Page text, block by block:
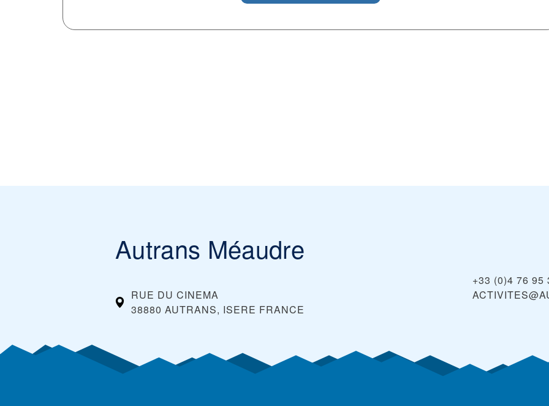
Autrans Méaudre
RUE DU CINEMA
38880 AUTRANS, ISERE FRANCE
+33 (0)4 76 95